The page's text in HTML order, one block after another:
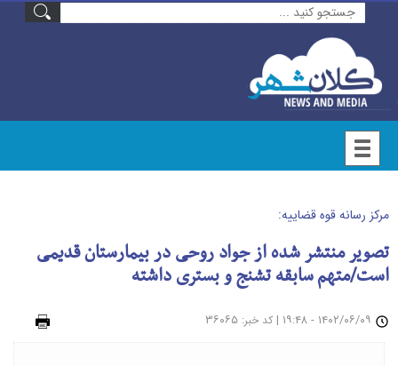
مرکز رسانه قوه قضاییه:
تصویر منتشر شده از جواد روحی در بیمارستان قدیمی
است/متهم سابقه تشنج و بستری داشته
| کد خبر: ۳۶۰۶۵